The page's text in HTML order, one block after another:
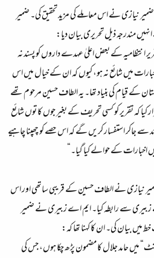
نیازی نے اس معاملے کی مزید تحقیق کی۔ ضمیر
مشہور تقریر انتظامیہ کے بعض اعلیٰ عہدے داروں کو پسند نہ
میں شائع نہ ہو، کیوں کہ ان کے خیال میں اس
کے قیام کی بنیاد تھا۔ یہ الطاف حسین مرحوم تھے
کہ تقریر کو کسی تحریف کے بغیر جوں کا توں شائع
سے جاکر استفسار کریں گے کہ اس حصے کو چھپنا چاہیے
کے حوالے کیا گیا۔“
نیازی نے الطاف حسین کے قریبی ساتھی اور اس
سے رابطہ کیا۔ ایم اے زبیری نے ضمیر
میں بیان کی۔ ان کا کہنا تھا کہ:
”ویو پوائنٹ“ میں حامد جلال کا مضمون پڑھ چکا ہوں، جس کی